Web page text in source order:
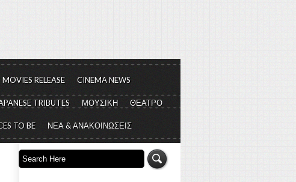
MOVIES RELEASE CINEMA NEWS
TRIBUTES ΜΟΥΣΙΚΗ ΘΕΑΤΡΟ
TO BE ΝΕΑ & ΑΝΑΚΟΙΝΩΣΕΙΣ